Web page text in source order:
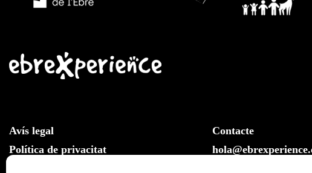
Avís legal
Política de privacitat
Contacte
610 20